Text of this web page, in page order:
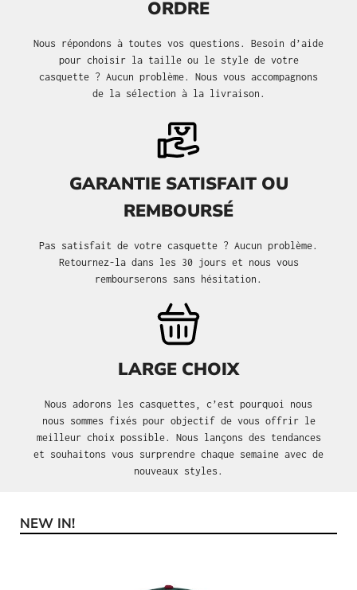
ORDRE
Nous répondons à toutes vos questions. Besoin d’aide
pour choisir la taille ou le style de votre
casquette ? Aucun problème. Nous vous accompagnons
de la sélection à la livraison.
GARANTIE SATISFAIT OU
REMBOURSÉ
Pas satisfait de votre casquette ? Aucun problème.
Retournez-la dans les 30 jours et nous vous
rembourserons sans hésitation.
LARGE CHOIX
Nous adorons les casquettes, c’est pourquoi nous
nous sommes fixés pour objectif de vous offrir le
meilleur choix possible. Nous lançons des tendances
et souhaitons vous surprendre chaque semaine avec de
nouveaux styles.
Ignorer la galerie de produits
NEW IN!